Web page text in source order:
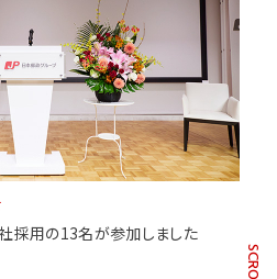
採用の13名が参加しました